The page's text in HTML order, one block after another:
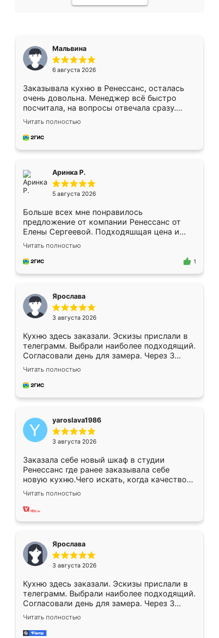
Мальвина
6 августа 2026
Заказывала кухню в Ренессанс, осталась
очень довольна. Менеджер всё быстро
посчитала, на вопросы отвечала сразу.
Замерщик приехал в субботу, подошёл к
делу со всей ответственностью. Собрали
за день, ребята работали аккуратно, даже
Читать полностью
Аринка Р.
5 августа 2026
Больше всех мне понравилось
предложение от компании Ренессанс от
Елены Сергеевой. Подходяшщая цена и
короткие сроки изготовления. Приехавший
для замера сотрудник Владислав
предложил по моему эскизу самый
Читать полностью
1
Ярослава
3 августа 2026
Кухню здесь заказали. Эскизы прислали в
телеграмм. Выбрали наиболее подходящий.
Согласовали день для замера. Через 3
недели кухня была уже готова. Остались
довольны работой. Спасибо Ренессанс
мебель за качественную работу!
Читать полностью
yaroslava1986
3 августа 2026
Заказала себе новый шкаф в студии
Ренессанс где ранее заказывала себе
новую кухню.Чего искать, когда качеством
вполне довольна. Служит кухня уже почти
два года, нареканий нет.
Читать полностью
Ярослава
3 августа 2026
Кухню здесь заказали. Эскизы прислали в
телеграмм. Выбрали наиболее подходящий.
Согласовали день для замера. Через 3
недели кухня была уже готова. Остались
довольны работой. Спасибо Ренессанс
мебель за качественную работу!
Читать полностью